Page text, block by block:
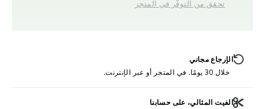
تحقق من التوفّر في المتجر
الإرجاع مجاني
خلال 30 يومًا. في المتجر أو عبر الإنترنت.
الفيت المثالي، على حسابنا